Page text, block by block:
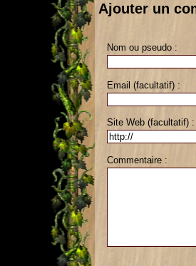
Ajouter un
Nom ou pseudo :
Email (facultatif) :
Site Web (facultatif) :
Commentaire :